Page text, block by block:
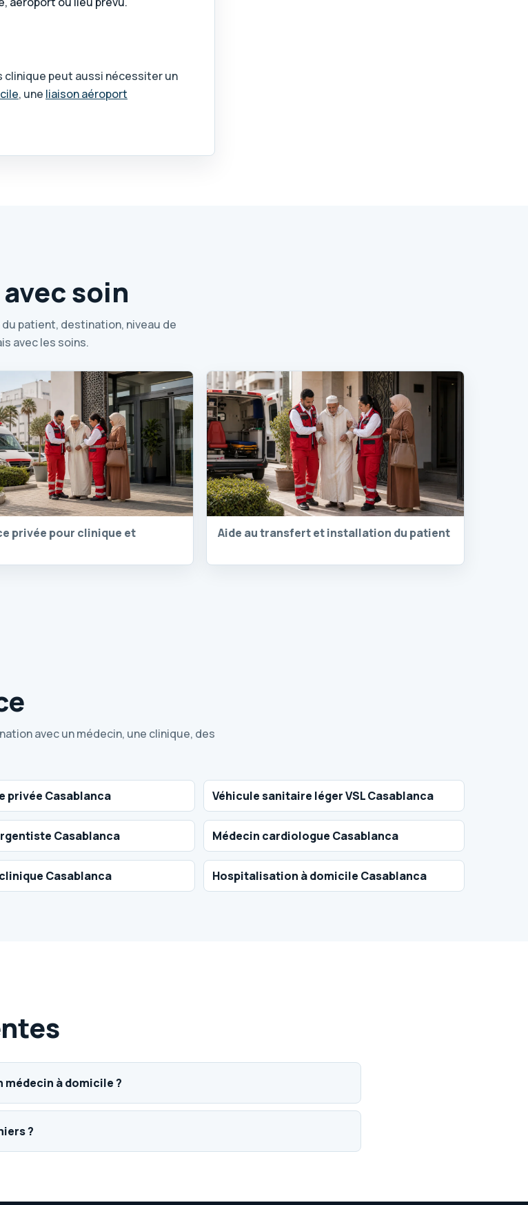
peut aussi nécessiter un
, une liaison aéroport
soin
patient, destination, niveau de
avec les soins.
privée pour clinique et
Aide au transfert et installation du patient
avec un médecin, une clinique, des
privée Casablanca Véhicule sanitaire léger VSL Casablanca
Casablanca Médecin cardiologue Casablanca
Casablanca Hospitalisation à domicile Casablanca
médecin à domicile ?
?